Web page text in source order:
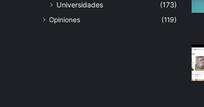
Universidades
(173)
Opiniones (119)